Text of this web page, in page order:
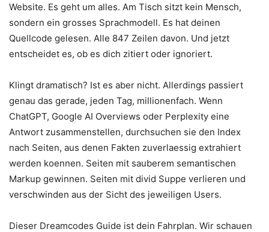
Website. Es geht um alles. Am Tisch sitzt kein Mensch,
sondern ein grosses Sprachmodell. Es hat deinen
Quellcode gelesen. Alle 847 Zeilen davon. Und jetzt
entscheidet es, ob es dich zitiert oder ignoriert.
Klingt dramatisch? Ist es aber nicht. Allerdings passiert
genau das gerade, jeden Tag, millionenfach. Wenn
ChatGPT, Google AI Overviews oder Perplexity eine
Antwort zusammenstellen, durchsuchen sie den Index
nach Seiten, aus denen Fakten zuverlaessig extrahiert
werden koennen. Seiten mit sauberem semantischen
Markup gewinnen. Seiten mit divid Suppe verlieren und
verschwinden aus der Sicht des jeweiligen Users.
Dieser Dreamcodes Guide ist dein Fahrplan. Wir schauen